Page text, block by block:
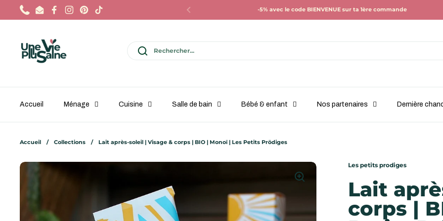
Passer au contenu
PhoneEmailFacebookInstagram
Pinterest
TikTok Précédent -5% avec le code BIENVENUE sur ta 1ère commande
Accueil Ménage Cuisine Salle de bain Bébé & enfant Nos partenaires Dernière
Accueil / Collections / Lait après-soleil | Visage & corps | BIO | Monoï | Les Petits Prödiges
Les petits prodiges
Lait
corps |